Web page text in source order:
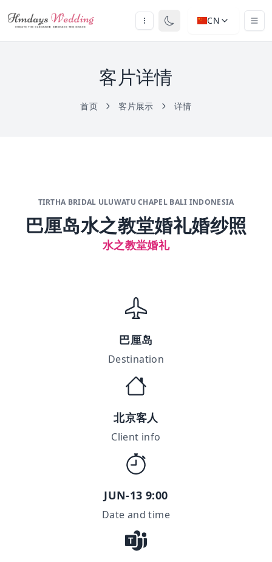
CN
客片详情
首页 客片展示 详情
TIRTHA BRIDAL ULUWATU CHAPEL BALI INDONESIA
巴厘岛水之教堂婚礼婚纱照
水之教堂婚礼
巴厘岛
Destination
北京客人
Client info
JUN-13 9:00
Date and time